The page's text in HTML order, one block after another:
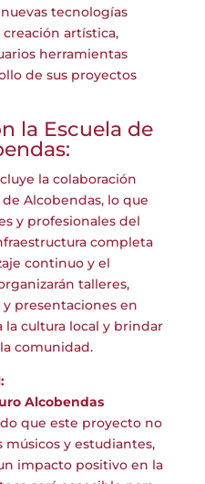
tecnologías
creación artística,
herramientas
de sus proyectos
la Escuela de
la colaboración
Alcobendas, lo que
y profesionales del
completa
continuo y el
talleres,
presentaciones en
la cultura local y brindar
comunidad.
Alcobendas
que este proyecto no
músicos y estudiantes,
impacto positivo en la